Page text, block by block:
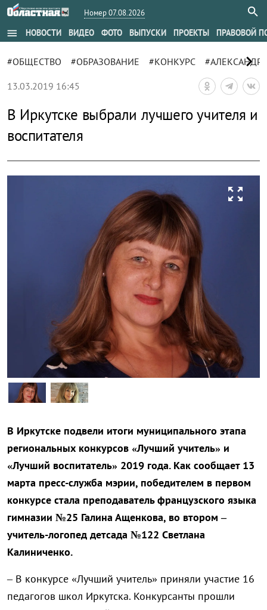
Номер 07.08.2026
menu НОВОСТИ ВИДЕО ФОТО ВЫПУСКИ ПРОЕКТЫ ПРАВОВОЙ
#ОБЩЕСТВО #ОБРАЗОВАНИЕ #КОНКУРС #АЛЕКСАНДР
chevron_right
13.03.2019 16:45
В Иркутске выбрали лучшего учителя и
воспитателя
zoom_out_map
В Иркутске подвели итоги муниципального этапа
региональных конкурсов «Лучший учитель» и
«Лучший воспитатель» 2019 года. Как сообщает 13
марта пресс-служба мэрии, победителем в первом
конкурсе стала преподаватель французского языка
гимназии №25 Галина Ащенкова, во втором –
учитель-логопед детсада №122 Светлана
Калиниченко.
– В конкурсе «Лучший учитель» приняли участие 16
педагогов школ Иркутска. Конкурсанты прошли